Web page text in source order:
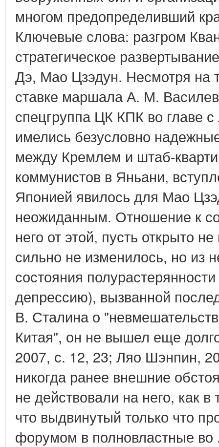
многом предопределивший
Ключевые слова: разгром
стратегическое
Дэ, Мао Цзэдун. Несмотря на
ставке маршала А. М.
спецгруппа ЦК КПК во главе
имелись безусловно
между Кремлем и штаб-
коммунистов в Яньани,
Японией явилось для Мао
неожиданным. Отношение к
него от этой, пусть открыто
сильно не изменилось, но из
состояния
депрессию), вызванной
В. Сталина о
Китая", он не вышел еще
2007, с. 12, 23; Ляо Шэнпин,
никогда ранее внешние
не действовали на него, как
что выдвинутый только что
форумом в полновластные